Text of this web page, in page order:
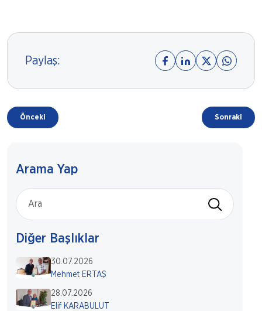
Paylaş:
Önceki Sonraki
Arama Yap
Diğer Başlıklar
30.07.2026
Mehmet ERTAŞ
28.07.2026
Elif KARABULUT